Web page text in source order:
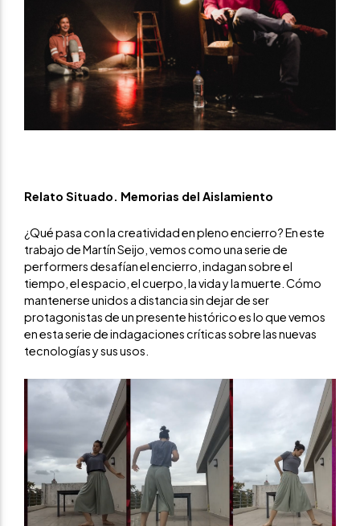
Relato Situado. Memorias del Aislamiento
¿Qué pasa con la creatividad en pleno encierro? En este
trabajo de Martín Seijo, vemos como una serie de
performers desafían el encierro, indagan sobre el
tiempo, el espacio, el cuerpo, la vida y la muerte. Cómo
mantenerse unidos a distancia sin dejar de ser
protagonistas de un presente histórico es lo que vemos
en esta serie de indagaciones críticas sobre las nuevas
tecnologías y sus usos.